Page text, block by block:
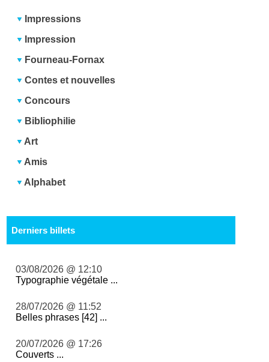
Impressions
Impression
Fourneau-Fornax
Contes et nouvelles
Concours
Bibliophilie
Art
Amis
Alphabet
Derniers billets
03/08/2026 @ 12:10
Typographie végétale ...
28/07/2026 @ 11:52
Belles phrases [42] ...
20/07/2026 @ 17:26
Couverts ...